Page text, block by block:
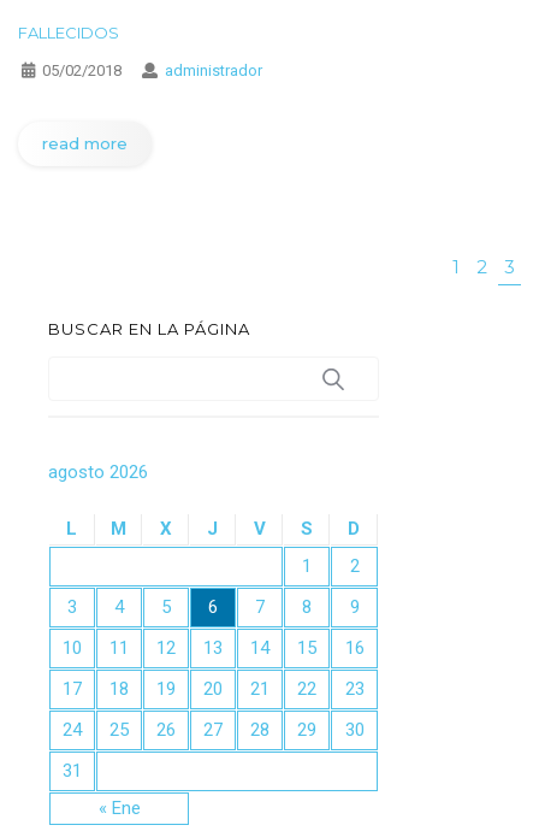
FALLECIDOS
05/02/2018 administrador
read more
1 2 3
BUSCAR EN LA PÁGINA
agosto 2026
L M X J V S D
« Ene
1
2
3
4 5 6 7 8
9
10
11 12 13 14 15
16
17
18 19 20 21 22
23
24
25 26 27 28 29
30
31